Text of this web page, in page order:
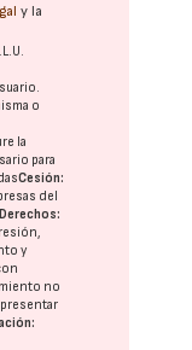
y la
o
la
para
Cesión:
del
Derechos:
y
no
presentar